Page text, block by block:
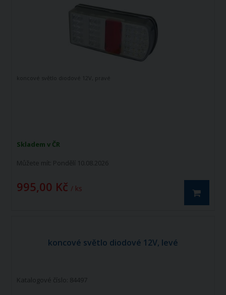
Skladem v ČR
Můžete mít: Pondělí 10.08.2026
995,00 Kč / ks
koncové světlo diodové 12V, pravé
koncové světlo diodové 12V, levé
Katalogové číslo: 84497